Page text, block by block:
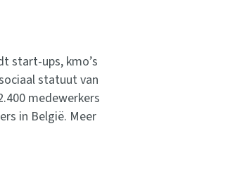
start-ups, kmo’s
statuut van
medewerkers
in België. Meer